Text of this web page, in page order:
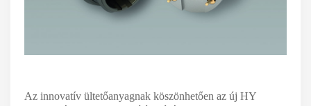
Az innovatív ültetőanyagnak köszönhetően az új HY